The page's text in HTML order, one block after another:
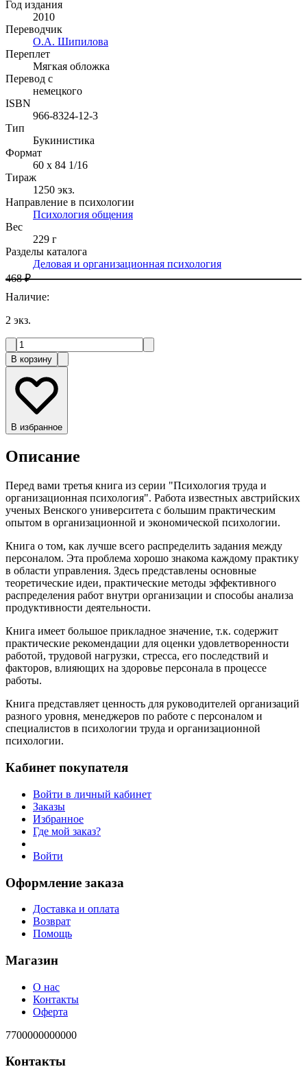
Год издания
2010
Переводчик
О.А. Шипилова
Переплет
Мягкая обложка
Перевод с
немецкого
ISBN
966-8324-12-3
Тип
Букинистика
Формат
60 x 84 1/16
Тираж
1250 экз.
Направление в психологии
Психология общения
Вес
229 г
Разделы каталога
Деловая и организационная психология
468 ₽
Наличие:
2 экз.
В корзину
В избранное
Описание
Перед вами третья книга из серии "Психология труда и
организационная психология". Работа известных австрийских
ученых Венского университета с большим практическим
опытом в организационной и экономической психологии.
Книга о том, как лучше всего распределить задания между
персоналом. Эта проблема хорошо знакома каждому практику
в области управления. Здесь представлены основные
теоретические идеи, практические методы эффективного
распределения работ внутри организации и способы анализа
продуктивности деятельности.
Книга имеет большое прикладное значение, т.к. содержит
практические рекомендации для оценки удовлетворенности
работой, трудовой нагрузки, стресса, его последствий и
факторов, влияющих на здоровье персонала в процессе
работы.
Книга представляет ценность для руководителей организаций
разного уровня, менеджеров по работе с персоналом и
специалистов в психологии труда и организационной
психологии.
Кабинет покупателя
Войти в личный кабинет
Заказы
Избранное
Где мой заказ?
Войти
Оформление заказа
Доставка и оплата
Возврат
Помощь
Магазин
О нас
Контакты
Оферта
7700000000000
Контакты